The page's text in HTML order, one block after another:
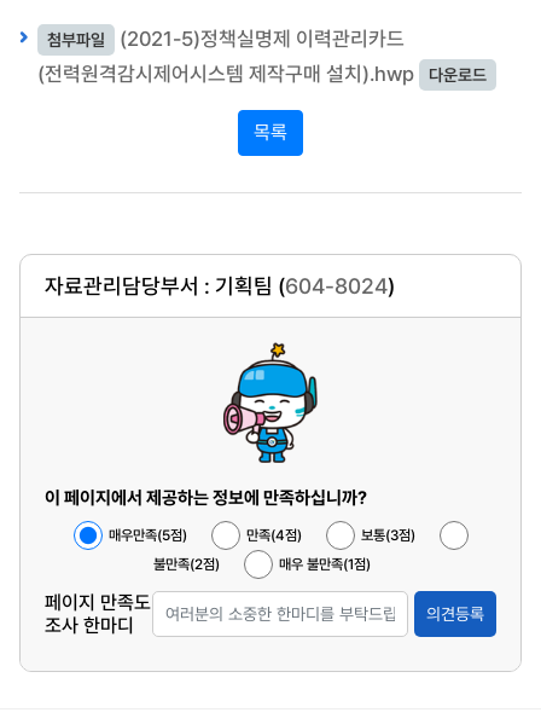
첨부파일
(2021-5)정책실명제 이력관리카드
(전력원격감시제어시스템 제작구매 설치).hwp
다운로드
목록
자료관리담당부서 : 기획팀 (604-8024)
이 페이지에서 제공하는 정보에 만족하십니까?
매우만족(5점) 만족(4점)
보통(3점)
불만족(2점)
매우 불만족(1점)
페이지 만족도
조사 한마디
의견등록